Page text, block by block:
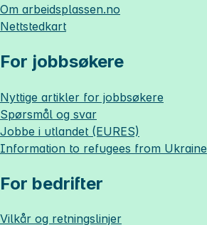
Om arbeidsplassen.no
Nettstedkart
For jobbsøkere
Nyttige artikler for jobbsøkere
Spørsmål og svar
Jobbe i utlandet (EURES)
Information to refugees from Ukraine
For bedrifter
Vilkår og retningslinjer